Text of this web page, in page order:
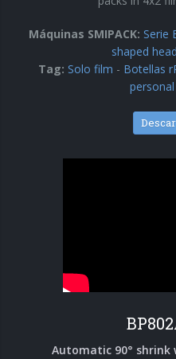
Encartonadoras wrap-around
Serie WPS
Colocadoras automáticas de
Máquinas SMIPACK: Serie
shaped
Tag: Solo film - Botellas
personal
Automatic 90°